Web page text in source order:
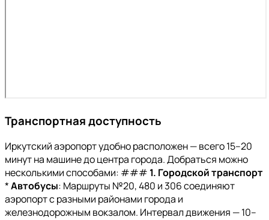
Транспортная доступность
Иркутский аэропорт удобно расположен — всего 15–20
минут на машине до центра города. Добраться можно
несколькими способами: ### 1. Городской транспорт
*Автобусы: Маршруты №20, 480 и 306 соединяют
аэропорт с разными районами города и
железнодорожным вокзалом. Интервал движения — 10–